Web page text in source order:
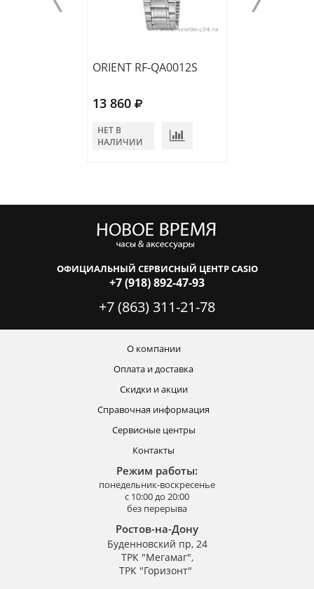
ORIENT RF-QA0012S
13 860
НЕТ В
НАЛИЧИИ
ОФИЦИАЛЬНЫЙ СЕРВИСНЫЙ ЦЕНТР CASIO
+7 (918) 892-47-93
+7 (863) 311-21-78
О компании
Оплата и доставка
Скидки и акции
Справочная информация
Сервисные центры
Контакты
Режим работы:
понедельник-воскресенье
с 10:00 до 20:00
без перерыва
Ростов-на-Дону
Буденновский пр, 24
ТРК "Мегамаг",
ТРК "Горизонт"